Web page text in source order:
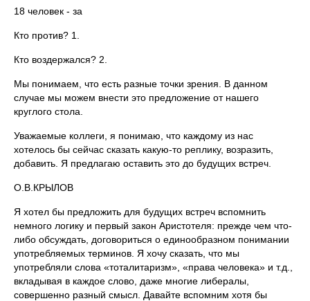
18 человек - за
Кто против? 1.
Кто воздержался? 2.
Мы понимаем, что есть разные точки зрения. В данном
случае мы можем внести это предложение от нашего
круглого стола.
Уважаемые коллеги, я понимаю, что каждому из нас
хотелось бы сейчас сказать какую-то реплику, возразить,
добавить. Я предлагаю оставить это до будущих встреч.
О.В.КРЫЛОВ
Я хотел бы предложить для будущих встреч вспомнить
немного логику и первый закон Аристотеля: прежде чем что-
либо обсуждать, договориться о единообразном понимании
употребляемых терминов. Я хочу сказать, что мы
употребляли слова «тоталитаризм», «права человека» и т.д.,
вкладывая в каждое слово, даже многие либералы,
совершенно разный смысл. Давайте вспомним хотя бы